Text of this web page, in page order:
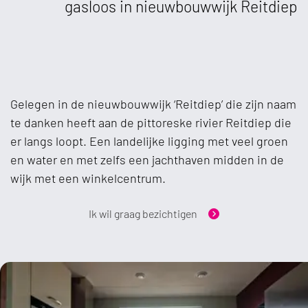
gasloos in nieuwbouwwijk Reitdiep
Gelegen in de nieuwbouwwijk ‘Reitdiep’ die zijn naam
te danken heeft aan de pittoreske rivier Reitdiep die
er langs loopt. Een landelijke ligging met veel groen
en water en met zelfs een jachthaven midden in de
wijk met een winkelcentrum.
Ik wil graag bezichtigen